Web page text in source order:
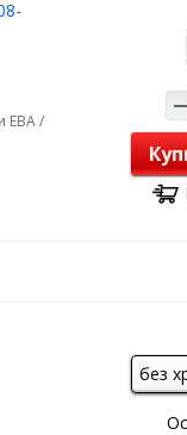
ЕВА /
без